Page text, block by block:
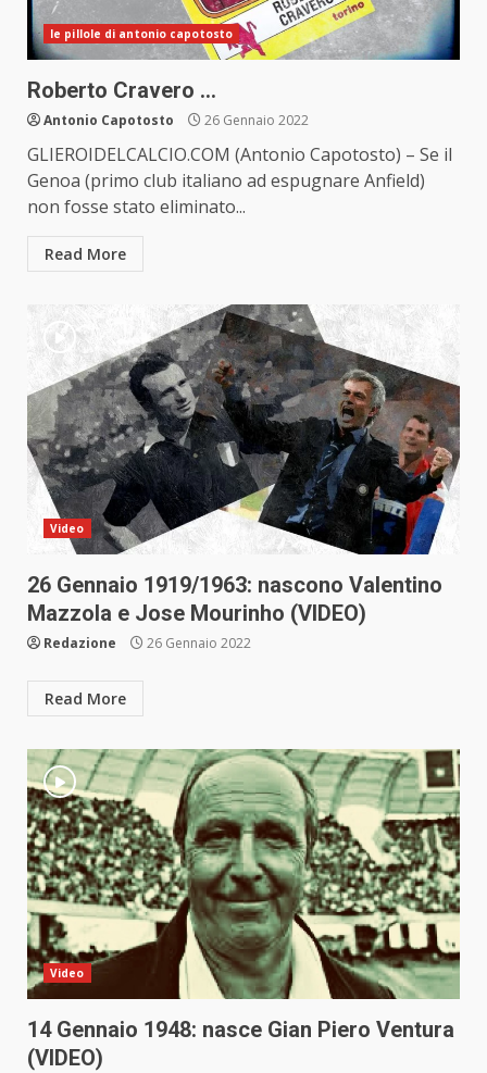
le pillole di antonio capotosto
Roberto Cravero …
Antonio Capotosto 26 Gennaio 2022
GLIEROIDELCALCIO.COM (Antonio Capotosto) – Se il
Genoa (primo club italiano ad espugnare Anfield)
non fosse stato eliminato...
Read More
Video
26 Gennaio 1919/1963: nascono Valentino
Mazzola e Jose Mourinho (VIDEO)
Redazione 26 Gennaio 2022
Read More
Video
14 Gennaio 1948: nasce Gian Piero Ventura
(VIDEO)